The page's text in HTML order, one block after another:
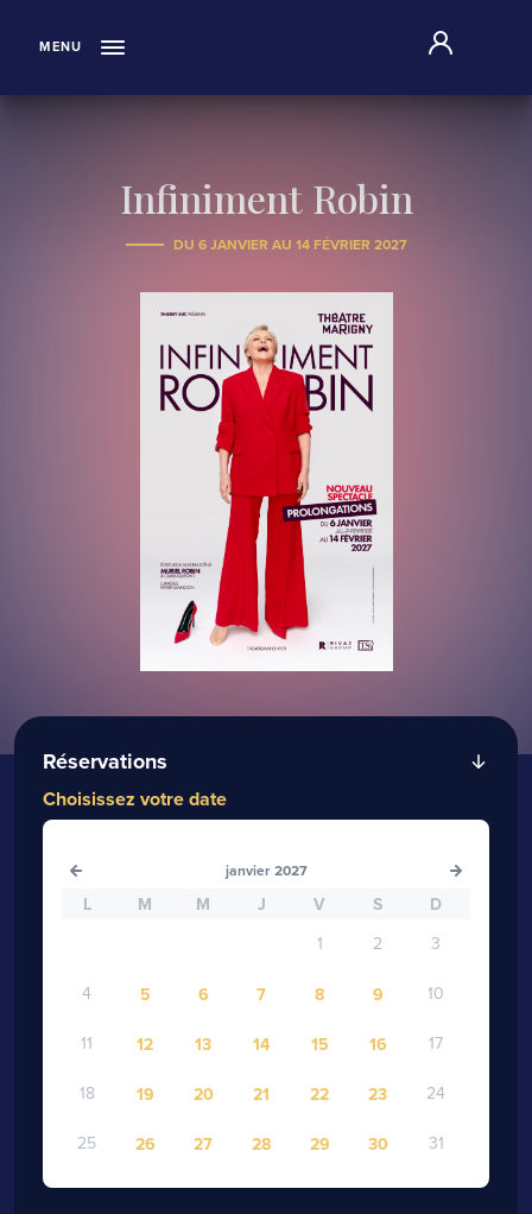
MENU
Infiniment Robin
DU 6 JANVIER AU 14 FÉVRIER 2027
Réservations
Choisissez votre date
janvier 2027
L M M J V S D
1 2
3
4
5 6 7 8 9
10
11
12 13 14 15 16
17
18
19 20 21 22 23
24
25
26 27 28 29 30 31